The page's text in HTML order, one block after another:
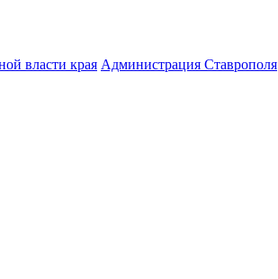
власти края Администрация Ставрополя